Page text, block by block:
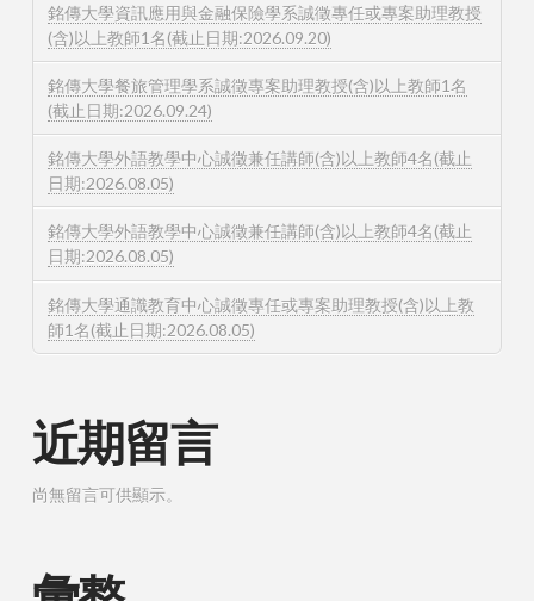
銘傳大學資訊應用與金融保險學系誠徵專任或專案助理教授
(含)以上教師1名(截止日期:2026.09.20)
銘傳大學餐旅管理學系誠徵專案助理教授(含)以上教師1名
(截止日期:2026.09.24)
銘傳大學外語教學中心誠徵兼任講師(含)以上教師4名(截止
日期:2026.08.05)
銘傳大學外語教學中心誠徵兼任講師(含)以上教師4名(截止
日期:2026.08.05)
銘傳大學通識教育中心誠徵專任或專案助理教授(含)以上教
師1名(截止日期:2026.08.05)
近期留言
尚無留言可供顯示。